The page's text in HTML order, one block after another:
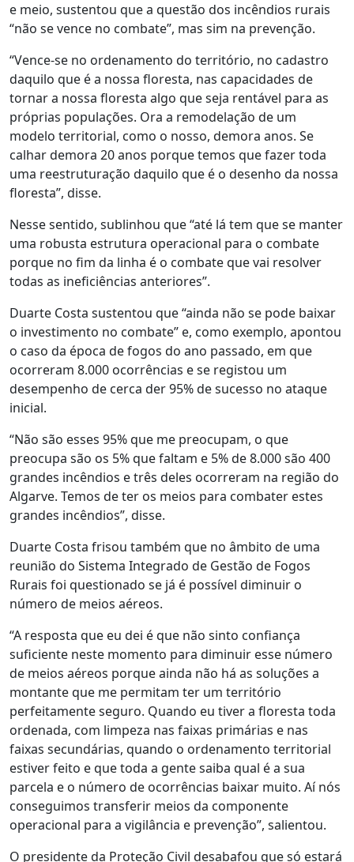
e meio, sustentou que a questão dos incêndios rurais
“não se vence no combate”, mas sim na prevenção.
“Vence-se no ordenamento do território, no cadastro
daquilo que é a nossa floresta, nas capacidades de
tornar a nossa floresta algo que seja rentável para as
próprias populações. Ora a remodelação de um
modelo territorial, como o nosso, demora anos. Se
calhar demora 20 anos porque temos que fazer toda
uma reestruturação daquilo que é o desenho da nossa
floresta”, disse.
Nesse sentido, sublinhou que “até lá tem que se manter
uma robusta estrutura operacional para o combate
porque no fim da linha é o combate que vai resolver
todas as ineficiências anteriores”.
Duarte Costa sustentou que “ainda não se pode baixar
o investimento no combate” e, como exemplo, apontou
o caso da época de fogos do ano passado, em que
ocorreram 8.000 ocorrências e se registou um
desempenho de cerca der 95% de sucesso no ataque
inicial.
“Não são esses 95% que me preocupam, o que
preocupa são os 5% que faltam e 5% de 8.000 são 400
grandes incêndios e três deles ocorreram na região do
Algarve. Temos de ter os meios para combater estes
grandes incêndios”, disse.
Duarte Costa frisou também que no âmbito de uma
reunião do Sistema Integrado de Gestão de Fogos
Rurais foi questionado se já é possível diminuir o
número de meios aéreos.
“A resposta que eu dei é que não sinto confiança
suficiente neste momento para diminuir esse número
de meios aéreos porque ainda não há as soluções a
montante que me permitam ter um território
perfeitamente seguro. Quando eu tiver a floresta toda
ordenada, com limpeza nas faixas primárias e nas
faixas secundárias, quando o ordenamento territorial
estiver feito e que toda a gente saiba qual é a sua
parcela e o número de ocorrências baixar muito. Aí nós
conseguimos transferir meios da componente
operacional para a vigilância e prevenção”, salientou.
O presidente da Proteção Civil desabafou que só estará